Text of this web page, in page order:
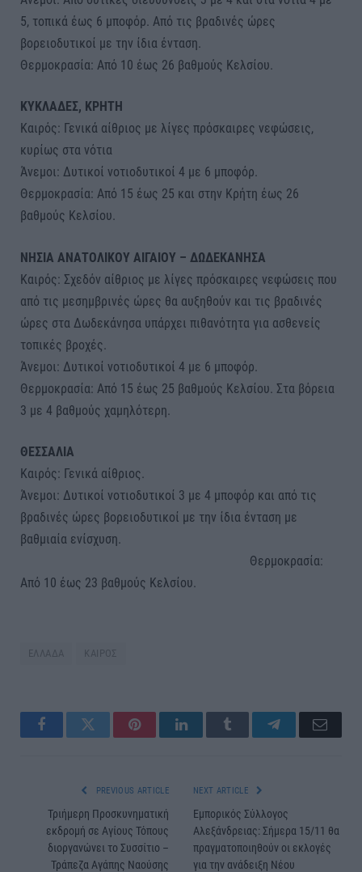
5, τοπικά έως 6 μποφόρ. Από τις βραδινές ώρες
βορειοδυτικοί με την ίδια ένταση.
Θερμοκρασία: Από 10 έως 26 βαθμούς Κελσίου.
ΚΥΚΛΑΔΕΣ, ΚΡΗΤΗ
Καιρός: Γενικά αίθριος με λίγες πρόσκαιρες νεφώσεις,
κυρίως στα νότια
Άνεμοι: Δυτικοί νοτιοδυτικοί 4 με 6 μποφόρ.
Θερμοκρασία: Από 15 έως 25 και στην Κρήτη έως 26
βαθμούς Κελσίου.
ΝΗΣΙΑ ΑΝΑΤΟΛΙΚΟΥ ΑΙΓΑΙΟΥ – ΔΩΔΕΚΑΝΗΣΑ
Καιρός: Σχεδόν αίθριος με λίγες πρόσκαιρες νεφώσεις που
από τις μεσημβρινές ώρες θα αυξηθούν και τις βραδινές
ώρες στα Δωδεκάνησα υπάρχει πιθανότητα για ασθενείς
τοπικές βροχές.
Άνεμοι: Δυτικοί νοτιοδυτικοί 4 με 6 μποφόρ.
Θερμοκρασία: Από 15 έως 25 βαθμούς Κελσίου. Στα βόρεια
3 με 4 βαθμούς χαμηλότερη.
ΘΕΣΣΑΛΙΑ
Καιρός: Γενικά αίθριος.
Άνεμοι: Δυτικοί νοτιοδυτικοί 3 με 4 μποφόρ και από τις
βραδινές ώρες βορειοδυτικοί με την ίδια ένταση με
βαθμιαία ενίσχυση.
Θερμοκρασία:
Από 10 έως 23 βαθμούς Κελσίου.
ΕΛΛΑΔΑ ΚΑΙΡΟΣ
FacebookTwitter PinterestLinkedInTumblr TelegramEmail
PREVIOUS ARTICLE
Τριήμερη Προσκυνηματική
εκδρομή σε Αγίους Τόπους
διοργανώνει το Συσσίτιο –
Τράπεζα Αγάπης Ναούσης
NEXT ARTICLE
Εμπορικός Σύλλογος
Αλεξάνδρειας: Σήμερα 15/11 θα
πραγματοποιηθούν οι εκλογές
για την ανάδειξη Νέου